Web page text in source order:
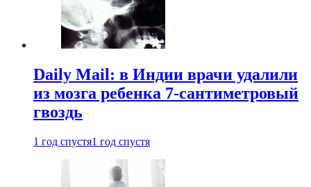
Daily Mail: в Индии врачи удалили
из мозга ребенка 7-сантиметровый
гвоздь
1 год спустя1 год спустя